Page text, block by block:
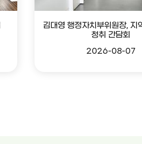
김대영 행정자치부위원장, 지
청취 간담회
2026-08-07